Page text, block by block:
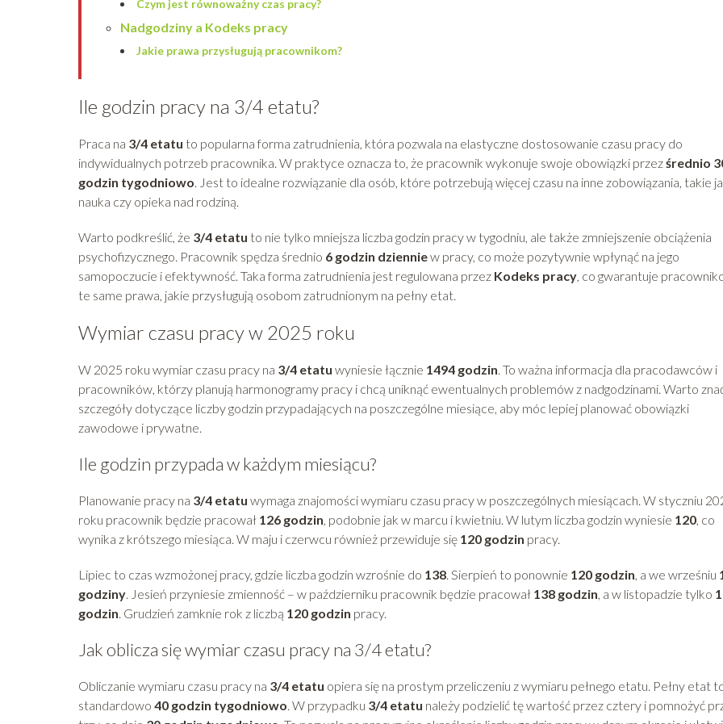
Czym jest równoważny czas pracy?
Nadgodziny a Kodeks pracy
Jakie prawa przysługują pracownikom?
Ile godzin pracy na 3/4 etatu?
Praca na 3/4 etatu to popularna forma zatrudnienia, która pozwala na elastyczne dostosowanie czasu pracy do
indywidualnych potrzeb pracownika. W praktyce oznacza to, że pracownik wykonuje swoje obowiązki przezśrednio
godzin tygodniowo. Jest to idealne rozwiązanie dla osób, które potrzebują więcej czasu na inne zobowiązania, takie
nauka czy opieka nad rodziną.
Warto podkreślić, że 3/4 etatu to nie tylko mniejsza liczba godzin pracy w tygodniu, ale także zmniejszenie obciążenia
psychofizycznego. Pracownik spędza średnio 6 godzin dzienniew pracy, co może pozytywnie wpłynąć na jego
samopoczucie i efektywność. Taka forma zatrudnienia jest regulowana przez Kodeks pracy, co gwarantuje
te same prawa, jakie przysługują osobom zatrudnionym na pełny etat.
Wymiar czasu pracy w 2025 roku
W 2025 roku wymiar czasu pracy na 3/4 etatu wyniesie łącznie 1494 godzin. To ważna informacja dla pracodawców i
pracowników, którzy planują harmonogramy pracy i chcą uniknąć ewentualnych problemów z nadgodzinami. Warto
szczegóły dotyczące liczby godzin przypadających na poszczególne miesiące, aby móc lepiej planować obowiązki
zawodowe i prywatne.
Ile godzin przypada w każdym miesiącu?
Planowanie pracy na 3/4 etatu wymaga znajomości wymiaru czasu pracy w poszczególnych miesiącach. W styczniu
roku pracownik będzie pracował 126 godzin, podobnie jak w marcu i kwietniu. W lutym liczba godzin wyniesie 120, co
wynika z krótszego miesiąca. W maju i czerwcu również przewiduje się 120 godzin pracy.
Lipiec to czas wzmożonej pracy, gdzie liczba godzin wzrośnie do 138. Sierpień to ponownie 120 godzin, a we wrześniu
godziny. Jesień przyniesie zmienność – w październiku pracownik będzie pracował 138 godzin, a w listopadzie tylko
godzin. Grudzień zamknie rok z liczbą 120 godzin pracy.
Jak oblicza się wymiar czasu pracy na 3/4 etatu?
Obliczanie wymiaru czasu pracy na 3/4 etatu opiera się na prostym przeliczeniu z wymiaru pełnego etatu. Pełny etat
standardowo 40 godzin tygodniowo. W przypadku 3/4 etatu należy podzielić tę wartość przez cztery i pomnożyć